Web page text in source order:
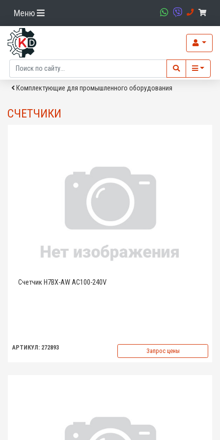
Меню
Комплектующие для промышленного оборудования
СЧЕТЧИКИ
Счетчик H7BX-AW AC100-240V
АРТИКУЛ: 272893 Запрос цены